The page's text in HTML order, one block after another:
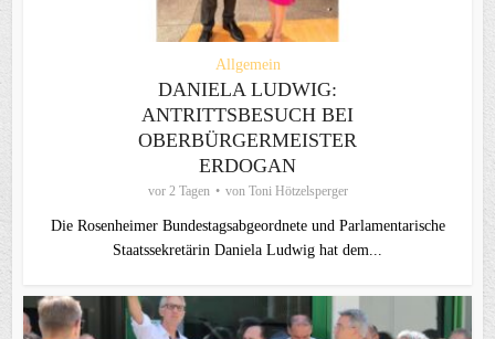
Allgemein
DANIELA LUDWIG:
ANTRITTSBESUCH BEI
OBERBÜRGERMEISTER
ERDOGAN
vor 2 Tagen von Toni Hötzelsperger
Die Rosenheimer Bundestagsabgeordnete und Parlamentarische
Staatssekretärin Daniela Ludwig hat dem...